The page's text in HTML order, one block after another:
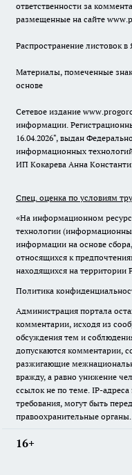
ответственности за
размещенные на сайте
Распространение листовок в
Материалы, помеченные
основе
Сетевое издание
информации.
16.04.2026", выдан
информационных
ИП Кокарева Анна
Спец. оценка по условиям
«На информационном
технологии
информации на основе
относящихся к
находящихся на территории
Политика
Администрация портала
комментарии, исходя из
обсуждения тем и
допускаются комментарии,
разжигающие
вражду, а равно унижение
ссылок не по теме. IP-
требования, могут быть
правоохранительные органы.
16+